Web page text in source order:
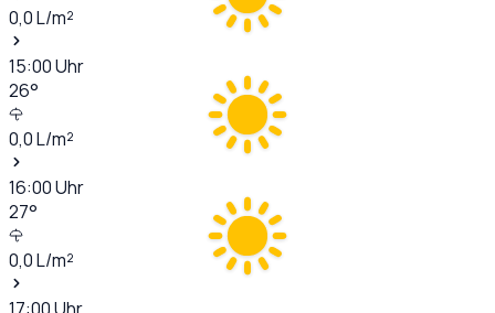
0,0L/m²
15:00Uhr
26°
0,0L/m²
16:00Uhr
27°
0,0L/m²